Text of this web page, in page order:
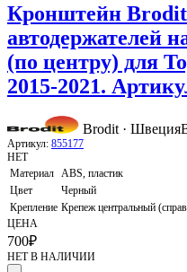
Кронштейн Brodit
автодержателей
(по центру) для
2015-2021.
Brodit · Швеция
Артикул: 855177
НЕТ
Материал ABS, пластик
Цвет
Черный
Крепление Крепеж центральный
ЦЕНА
700₽
НЕТ В НАЛИЧИИ